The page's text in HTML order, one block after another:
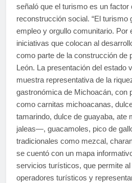
señaló que el turismo es un factor
reconstrucción social. “El turismo
empleo y orgullo comunitario. Por
iniciativas que colocan al
como parte de la construcción de
León. La presentación del estado
muestra representativa de la
gastronómica de Michoacán, con
como carnitas michoacanas,
tamarindo, dulce de guayaba, ate
jaleas—, guacamoles, pico de
tradicionales como mezcal,
se cuentó con un mapa
servicios turísticos, que permite
operadores turísticos y